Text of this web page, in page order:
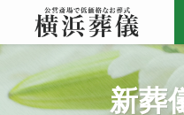
新葬